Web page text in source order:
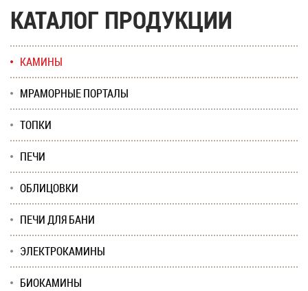
КАТАЛОГ ПРОДУКЦИИ
КАМИНЫ
МРАМОРНЫЕ ПОРТАЛЫ
ТОПКИ
ПЕЧИ
ОБЛИЦОВКИ
ПЕЧИ ДЛЯ БАНИ
ЭЛЕКТРОКАМИНЫ
БИОКАМИНЫ